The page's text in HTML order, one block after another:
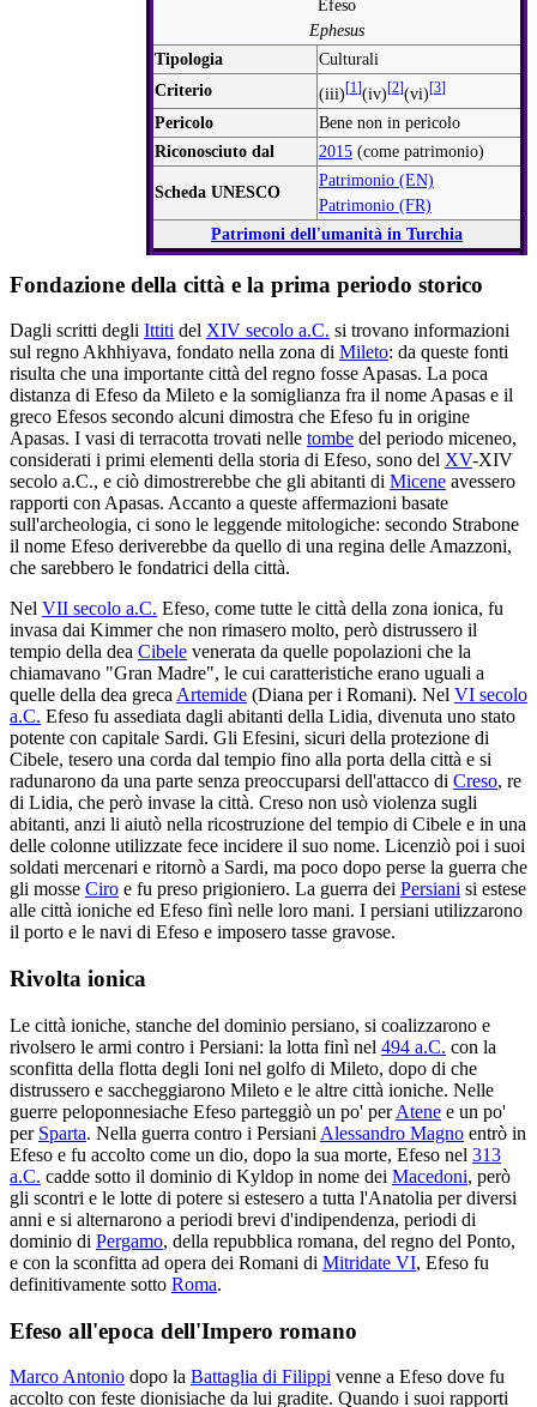
Efeso
Ephesus
Tipologia
Culturali
Criterio
(iii)[1](iv)[2](vi)[3]
Pericolo
Bene non in pericolo
Riconosciuto dal
2015 (come patrimonio)
Scheda UNESCO
Patrimonio (EN)
Patrimonio (FR)
Patrimoni dell'umanità in Turchia
Fondazione della città e la prima periodo storico
Dagli scritti degli Ittiti del XIV secolo a.C. si trovano informazioni
sul regno Akhhiyava, fondato nella zona di Mileto: da queste fonti
risulta che una importante città del regno fosse Apasas. La poca
distanza di Efeso da Mileto e la somiglianza fra il nome Apasas e il
greco Efesos secondo alcuni dimostra che Efeso fu in origine
Apasas. I vasi di terracotta trovati nelle tombe del periodo miceneo,
considerati i primi elementi della storia di Efeso, sono del XV-XIV
secolo a.C., e ciò dimostrerebbe che gli abitanti di Micene avessero
rapporti con Apasas. Accanto a queste affermazioni basate
sull'archeologia, ci sono le leggende mitologiche: secondo Strabone
il nome Efeso deriverebbe da quello di una regina delle Amazzoni,
che sarebbero le fondatrici della città.
Nel VII secolo a.C. Efeso, come tutte le città della zona ionica, fu
invasa dai Kimmer che non rimasero molto, però distrussero il
tempio della dea Cibele venerata da quelle popolazioni che la
chiamavano "Gran Madre", le cui caratteristiche erano uguali a
quelle della dea grecaArtemide (Diana per i Romani). Nel VI secolo
a.C. Efeso fu assediata dagli abitanti della Lidia, divenuta uno stato
potente con capitale Sardi. Gli Efesini, sicuri della protezione di
Cibele, tesero una corda dal tempio fino alla porta della città e si
radunarono da una parte senza preoccuparsi dell'attacco di Creso, re
di Lidia, che però invase la città. Creso non usò violenza sugli
abitanti, anzi li aiutò nella ricostruzione del tempio di Cibele e in una
delle colonne utilizzate fece incidere il suo nome. Licenziò poi i suoi
soldati mercenari e ritornò a Sardi, ma poco dopo perse la guerra che
gli mosse Ciro e fu preso prigioniero. La guerra dei Persiani si estese
alle città ioniche ed Efeso finì nelle loro mani. I persiani utilizzarono
il porto e le navi di Efeso e imposero tasse gravose.
Rivolta ionica
Le città ioniche, stanche del dominio persiano, si coalizzarono e
rivolsero le armi contro i Persiani: la lotta finì nel 494 a.C. con la
sconfitta della flotta degli Ioni nel golfo di Mileto, dopo di che
distrussero e saccheggiarono Mileto e le altre città ioniche. Nelle
guerre peloponnesiache Efeso parteggiò un po' perAtene e un po'
per Sparta. Nella guerra contro i Persiani Alessandro Magno entrò in
Efeso e fu accolto come un dio, dopo la sua morte, Efeso nel 313
a.C. cadde sotto il dominio di Kyldop in nome dei Macedoni, però
gli scontri e le lotte di potere si estesero a tutta l'Anatolia per diversi
anni e si alternarono a periodi brevi d'indipendenza, periodi di
dominio di Pergamo, della repubblica romana, del regno del Ponto,
e con la sconfitta ad opera dei Romani di Mitridate VI, Efeso fu
definitivamente sotto Roma.
Efeso all'epoca dell'Impero romano
Marco Antonio dopo la Battaglia di Filippi venne a Efeso dove fu
accolto con feste dionisiache da lui gradite. Quando i suoi rapporti